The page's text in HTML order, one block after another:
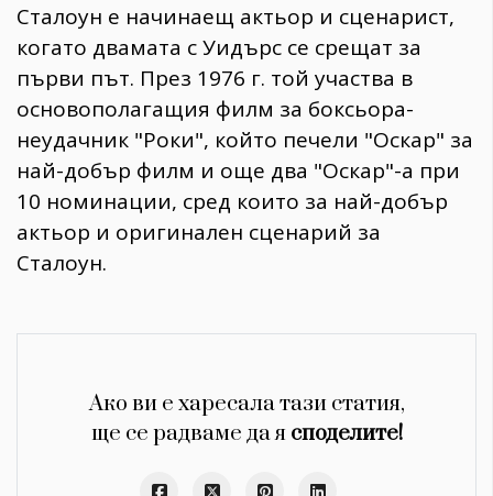
Сталоун е начинаещ актьор и сценарист,
когато двамата с Уидърс се срещат за
първи път. През 1976 г. той участва в
основополагащия филм за боксьора-
неудачник "Роки", който печели "Оскар" за
най-добър филм и още два "Оскар"-а при
10 номинации, сред които за най-добър
актьор и оригинален сценарий за
Сталоун.
Ако ви е харесала тази статия,
ще се радваме да я споделите!